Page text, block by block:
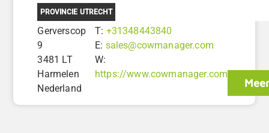
PROVINCIE UTRECHT
Gerverscop
9
3481 LT
Harmelen
Nederland
T: +31348443840
E: sales@cowmanager.com
W:
https://www.cowmanager.com